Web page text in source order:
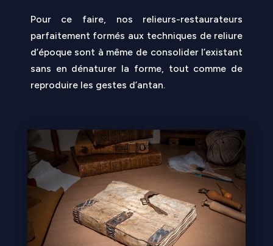
Pour ce faire, nos relieurs-restaurateurs
parfaitement formés aux techniques de reliure
d’époque sont à même de consolider l’existant
sans en dénaturer la forme, tout comme de
reproduire les gestes d’antan.